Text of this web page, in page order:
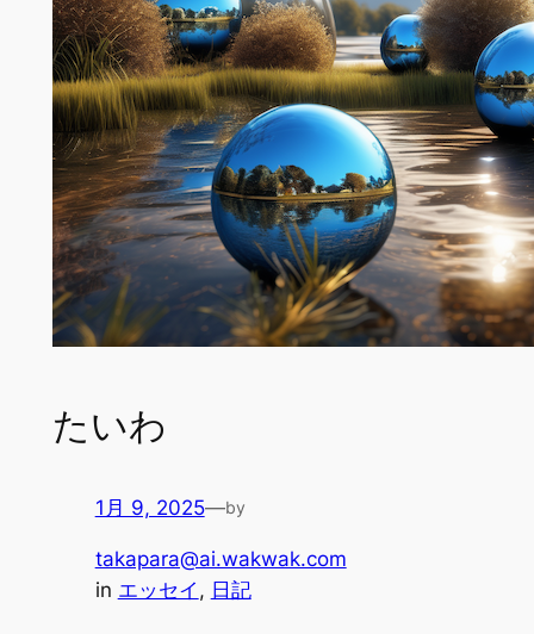
たいわ
1月 9, 2025—by
takapara@ai.wakwak.com
in エッセイ , 日記